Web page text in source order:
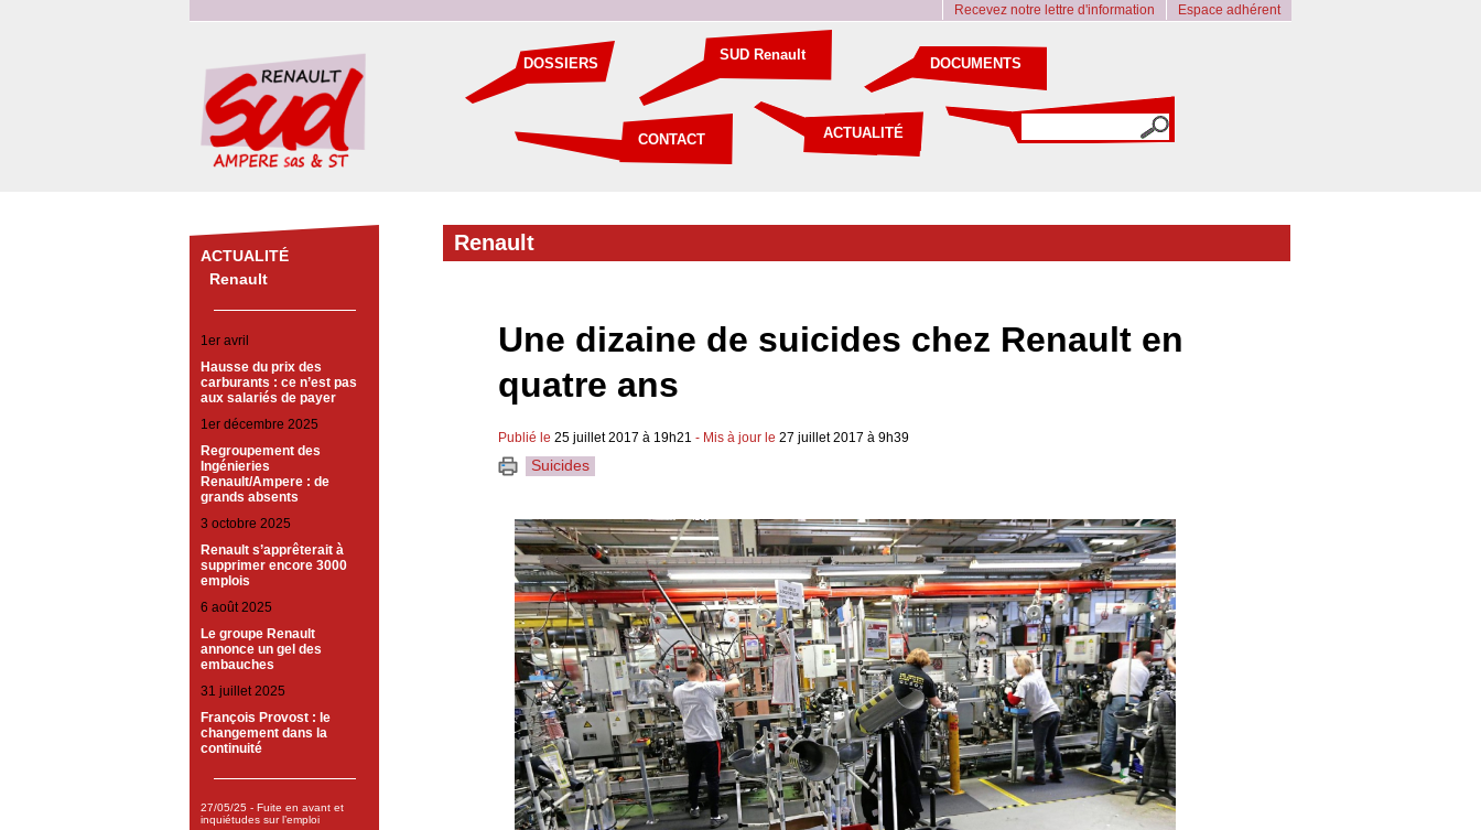
Espace adhérent
Recevez notre lettre d'information
SUD Renault
ACTUALITÉ
DOSSIERS
CONTACT
DOCUMENTS
ACTUALITÉ
Renault
1er avril
Hausse du prix des
carburants : ce n’est pas
aux salariés de payer
1er décembre 2025
Regroupement des
Ingénieries
Renault/Ampere : de
grands absents
3 octobre 2025
Renault s’apprêterait à
supprimer encore 3000
emplois
6 août 2025
Le groupe Renault
annonce un gel des
embauches
31 juillet 2025
François Provost : le
changement dans la
continuité
27/05/25 - Fuite en avant et
inquiétudes sur l’emploi
Renault
Une dizaine de suicides chez Renault en
quatre ans
Publié le 25 juillet 2017 à 19h21 - Mis à jour le 27 juillet 2017 à 9h39
Suicides